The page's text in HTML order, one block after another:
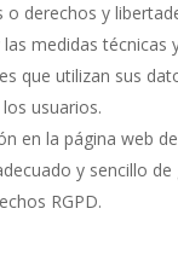
o derechos y
medidas técnicas
que utilizan sus
usuarios.
en la página web
y sencillo
RGPD.